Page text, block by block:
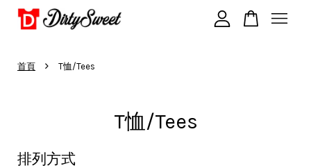
首頁 › T恤/Tees
T恤/Tees
排列方式
您的購物車目前還是空的。
繼續購物